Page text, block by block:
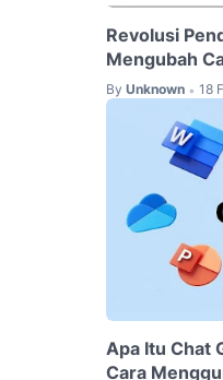
Revolusi
Mengubah
By Unknown • 18
Apa Itu Chat
Cara